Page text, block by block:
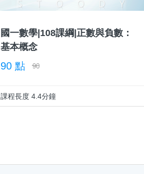
國一數學|108課綱|正數與負數：
基本概念
90 點 90
課程長度 4.4分鐘